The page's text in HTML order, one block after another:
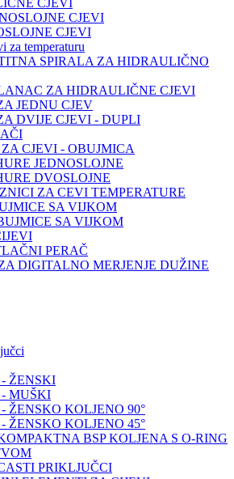
CJEVI
CJEVI
CJEVI
za temperaturu
SPIRALA ZA HIDRAULIČNO
ZA HIDRAULIČNE CJEVI
JEDNU CJEV
DVIJE CJEVI - DUPLI
CJEVI - OBUJMICA
JEDNOSLOJNE
DVOSLOJNE
ZA CEVI TEMPERATURE
SA VIJKOM
SA VIJKOM
PERAČ
DIGITALNO MERJENJE DUŽINE
- ŽENSKI
- MUŠKI
- ŽENSKO KOLJENO 90°
- ŽENSKO KOLJENO 45°
BSP KOLJENA S O-RING
PRIKLJUČCI